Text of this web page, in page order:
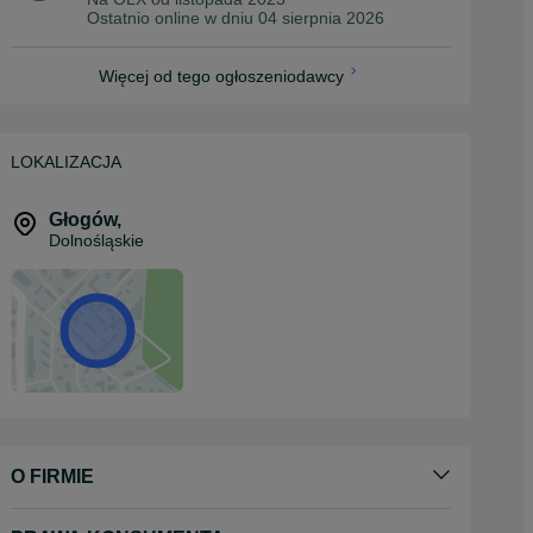
Ostatnio online w dniu 04 sierpnia 2026
Więcej od tego ogłoszeniodawcy
LOKALIZACJA
Głogów,
Dolnośląskie
O FIRMIE